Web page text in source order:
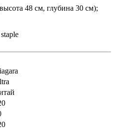
48 см, глубина 30 см);